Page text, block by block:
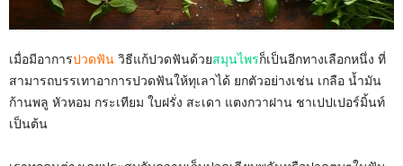
เมื่อมีอาการปวดฟัน วิธีแก้ปวดฟันด้วยสมุนไพรก็เป็นอีกทางเลือกหนึ่ง ที่
สามารถบรรเทาอาการปวดฟันให้ทุเลาได้ ยกตัวอย่างเช่น เกลือ น้ำมัน
ก้านพลู หัวหอม กระเทียม ใบฝรั่ง สะเดา แตงกวาฝาน ชาเปปเปอร์มิ้นท์
เป็นต้น